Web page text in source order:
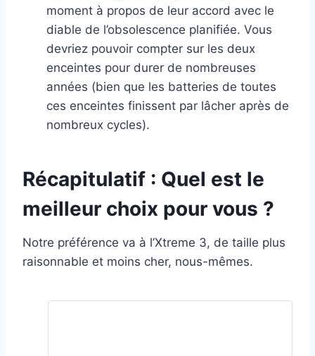
moment à propos de leur accord avec le
diable de l’obsolescence planifiée. Vous
devriez pouvoir compter sur les deux
enceintes pour durer de nombreuses
années (bien que les batteries de toutes
ces enceintes finissent par lâcher après de
nombreux cycles).
Récapitulatif : Quel est le
meilleur choix pour vous ?
Notre préférence va à l’Xtreme 3, de taille plus
raisonnable et moins cher, nous-mêmes.